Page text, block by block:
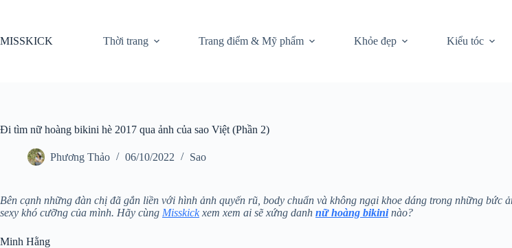
nội
MISSKICK Thời trang Trang điểm & Mỹ phẩm Khỏe đẹp Kiểu tóc
Đi tìm nữ hoàng bikini hè 2017 qua ảnh của sao Việt (Phần 2)
Phương Thảo 06/10/2022 Sao
Bên cạnh những đàn chị đã gắn liền với hình ảnh quyến rũ, body chuẩn và không ngại khoe dáng trong những
sexy khó cưỡng của mình. Hãy cùng Misskickxem xem ai sẽ xứng danh nữ hoàng bikininào?
Minh Hằng